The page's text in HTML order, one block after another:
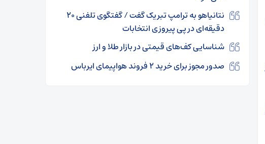
نتانیاهو به ترامپ تبریک گفت / گفتگوی تلفنی ۲۰
دقیقه‌ای در پی پیروزی انتخابات
شناسایی کف‌های قیمتی در بازار طلا و ارز
صدور مجوز برای خرید ۲ فروند هواپیمای ایرباس